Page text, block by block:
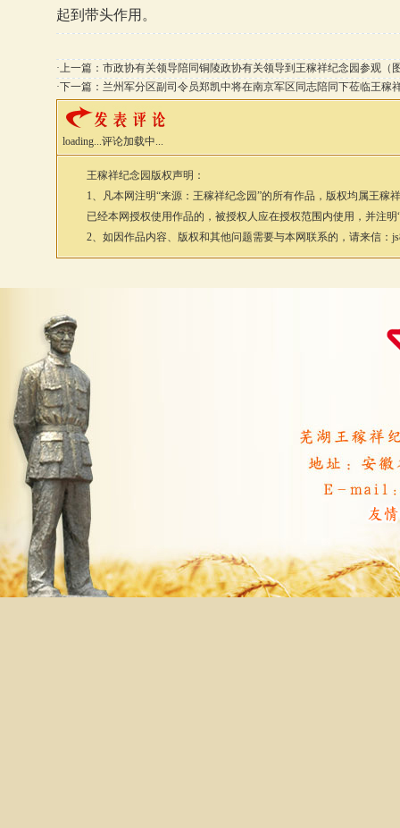
起到带头作用。
·上一篇： 市政协有关领导陪同铜陵政协有关领导到王稼祥纪念园参观（
·下一篇： 兰州军分区副司令员郑凯中将在南京军区同志陪同下莅临王稼
loading...评论加载中...
王稼祥纪念园 版权声明：
1、凡本网注明“来源： 王稼祥纪念园”的所有作品，版权均属王稼
已经本网授权使用作品的，被授权人应在授权范围内使用，并注明
2、如因作品内容、版权和其他问题需要与本网联系的，请来信：